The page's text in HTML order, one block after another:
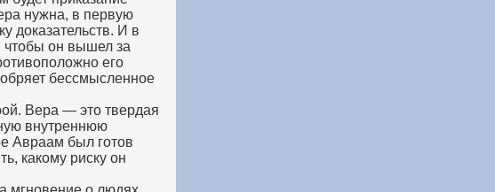
нужна, в первую
доказательств. И в
чтобы он вышел за
его
бессмысленное
Вера — это твердая
внутреннюю
Авраам был готов
какому риску он